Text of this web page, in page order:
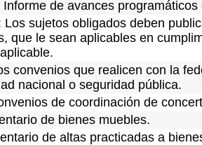
Informe de avances
Los sujetos obligados deben
que le sean aplicables en
convenios que realicen con la
nacional o seguridad pública.
de coordinación de
de bienes muebles.
de altas practicadas a